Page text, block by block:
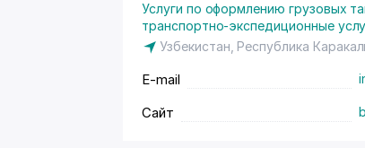
Услуги по оформлению грузовых
транспортно-экспедиционные
Узбекистан, Республика
E-mail
Сайт